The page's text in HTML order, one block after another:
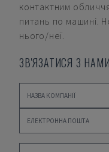
контактним
питань по машині.
нього/неї.
ЗВ'ЯЗАТИСЯ З НАМИ